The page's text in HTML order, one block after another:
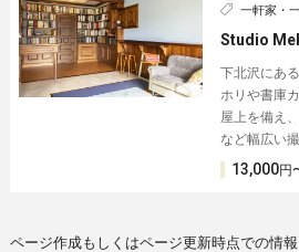
一軒家・
Studio
下北沢にあ
ホリや書庫
屋上を備え
など幅広い
13,000円
ページ作成もしくはページ更新時点での情